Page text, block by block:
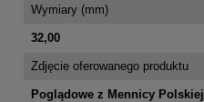
Wymiary (mm)
32,00
Zdjęcie oferowanego produktu
Poglądowe z Mennicy Polskiej